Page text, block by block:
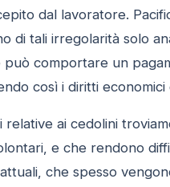
dal lavoratore.
di tali irregolarità solo
può comportare un
così i diritti economici
ai cedolini
e che rendono
che spesso